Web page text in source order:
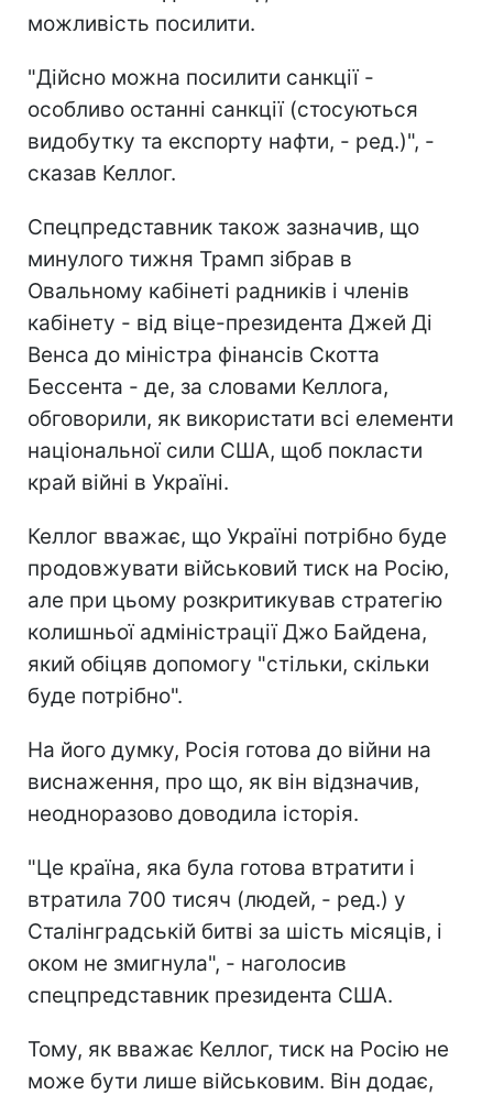
можливість посилити.
"Дійсно можна посилити санкції -
особливо останні санкції (стосуються
видобутку та експорту нафти, - ред.)", -
сказав Келлог.
Спецпредставник також зазначив, що
минулого тижня Трамп зібрав в
Овальному кабінеті радників і членів
кабінету - від віце-президента Джей Ді
Венса до міністра фінансів Скотта
Бессента - де, за словами Келлога,
обговорили, як використати всі елементи
національної сили США, щоб покласти
край війні в Україні.
Келлог вважає, що Україні потрібно буде
продовжувати військовий тиск на Росію,
але при цьому розкритикував стратегію
колишньої адміністрації Джо Байдена,
який обіцяв допомогу "стільки, скільки
буде потрібно".
На його думку, Росія готова до війни на
виснаження, про що, як він відзначив,
неодноразово доводила історія.
"Це країна, яка була готова втратити і
втратила 700 тисяч (людей, - ред.) у
Сталінградській битві за шість місяців, і
оком не змигнула", - наголосив
спецпредставник президента США.
Тому, як вважає Келлог, тиск на Росію не
може бути лише військовим. Він додає,